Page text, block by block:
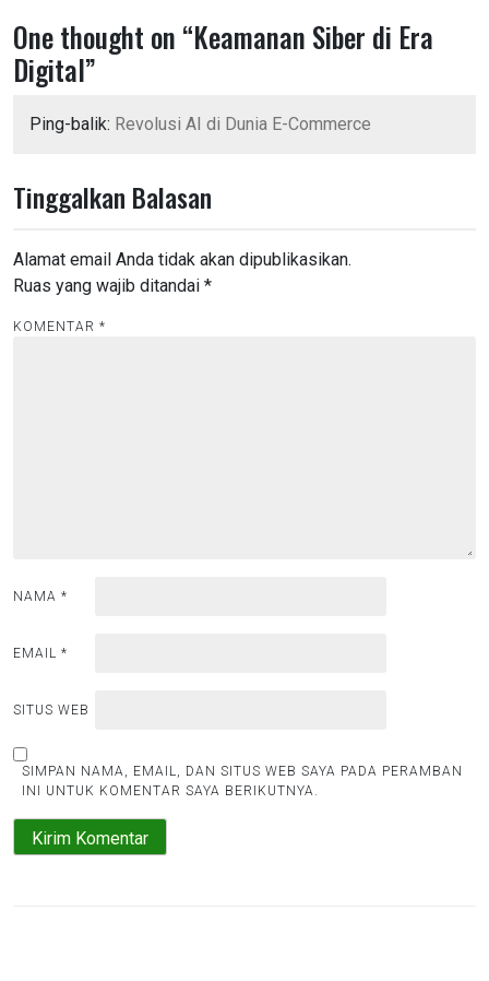
i
g
a
s
p
o
s
One thought on “Keamanan Siber di Era
Digital”
Ping-balik: Revolusi AI di Dunia E-Commerce
Tinggalkan Balasan
Alamat email Anda tidak akan dipublikasikan.
Ruas yang wajib ditandai *
KOMENTAR *
NAMA *
EMAIL *
SITUS WEB
SIMPAN NAMA, EMAIL, DAN SITUS WEB SAYA PADA PERAMBAN
INI UNTUK KOMENTAR SAYA BERIKUTNYA.